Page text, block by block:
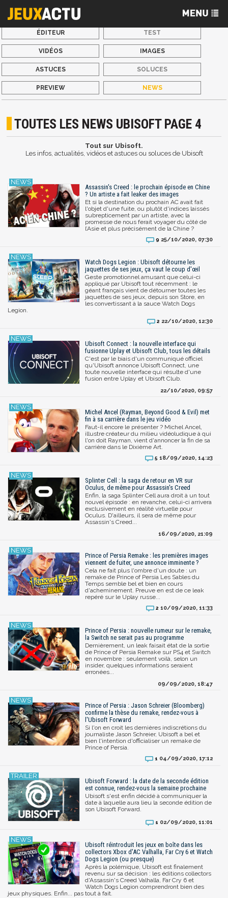
ÉDITEUR TEST
VIDÉOS IMAGES
ASTUCES SOLUCES
PREVIEW NEWS
TOUTES LES NEWS UBISOFT PAGE 4
Tout sur Ubisoft.
Les infos, actualités, vidéos et astuces ou soluces de Ubisoft
Assassin's Creed : le prochain épisode en Chine
? Un artiste a fait leaker des images
Et si la destination du prochain AC avait fait
l'objet d'une fuite, ou plutôt d'indices laissés
subrepticement par un artiste, avec la
promesse de nous ferait voyager du côté de
l’Asie et plus précisément de la Chine ?
9 25/10/2020, 07:30
Watch Dogs Legion : Ubisoft détourne les
jaquettes de ses jeux, ça vaut le coup d'œil
Geste promotionnel amusant que celui-ci
appliqué par Ubisoft tout récemment : le
géant français vient de détourner toutes les
jaquettes de ses jeux, depuis son Store, en
les convertissant à la sauce Watch Dogs
Legion.
2 22/10/2020, 12:30
Ubisoft Connect : la nouvelle interface qui
fusionne Uplay et Ubisoft Club, tous les détails
C'est par le biais d'un communiqué officiel
qu'Ubisoft annonce Ubisoft Connect, une
toute nouvelle interface qui résulte d'une
fusion entre Uplay et Ubisoft Club.
22/10/2020, 09:57
Michel Ancel (Rayman, Beyond Good & Evil) met
fin à sa carrière dans le jeu vidéo
Faut-il encore le présenter ? Michel Ancel,
illustre créateur du milieu vidéoludique à qui
l'on doit Rayman, vient d'annoncer la fin de sa
carrière dans le Dixième Art.
5 18/09/2020, 14:23
Splinter Cell : la saga de retour en VR sur
Oculus, de même pour Assassin's Creed
Enfin, la saga Splinter Cell aura droit à un tout
nouvel épisode : en revanche, celui-ci arrivera
exclusivement en réalité virtuelle pour
Oculus. D'ailleurs, il sera de même pour
Assassin's Creed...
16/09/2020, 21:09
Prince of Persia Remake : les premières images
viennent de fuiter, une annonce imminente ?
Cela ne fait plus l'ombre d'un doute : un
remake de Prince of Persia Les Sables du
Temps semble bel et bien en cours
d'acheminement. Preuve en est de ce leak
repéré sur le Uplay russe...
2 10/09/2020, 11:33
Prince of Persia : nouvelle rumeur sur le remake,
la Switch ne serait pas au programme
Dernièrement, un leak faisait état de la sortie
de Prince of Persia Remake sur PS4 et Switch
en novembre : seulement voilà, selon un
insider, quelques informations seraient
erronées...
09/09/2020, 18:47
Prince of Persia : Jason Schreier (Bloomberg)
confirme la thèse du remake, rendez-vous à
l'Ubisoft Forward
Si l'on en croit les dernières indiscrétions du
journaliste Jason Schreier, Ubisoft a bel et
bien l'intention d'officialiser un remake de
Prince of Persia.
1 04/09/2020, 17:12
Ubisoft Forward : la date de la seconde édition
est connue, rendez-vous la semaine prochaine
Ubisoft s'est enfin décidé à communiquer la
date à laquelle aura lieu la seconde édition de
son Ubisoft Forward.
1 02/09/2020, 11:01
Ubisoft réintroduit les jeux en boîte dans les
collectors Xbox d'AC Valhalla, Far Cry 6 et Watch
Dogs Legion (ou presque)
Après la polémique, Ubisoft est finalement
revenu sur sa décision : les éditions collectors
d'Assassin's Creed Valhalla, Far Cry 6 et
Watch Dogs Legion comprendront bien des
jeux physiques. Enfin... pas tout à fait.